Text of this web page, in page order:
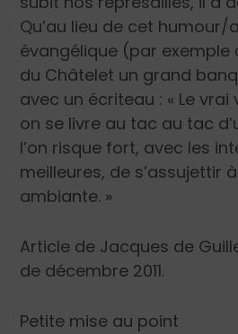
Qu’au lieu de cet humour/
évangélique (par
du Châtelet un grand
avec un écriteau : « Le vrai
on se livre au tac au tac
l’on risque fort, avec les
meilleures, de s’assujettir
ambiante. »
Article de Jacques de
de décembre 2011.
Petite mise au point